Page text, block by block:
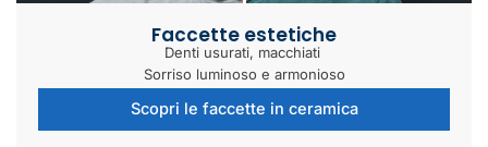
Faccette estetiche
Denti usurati, macchiati
Sorriso luminoso e armonioso
Scopri le faccette in ceramica